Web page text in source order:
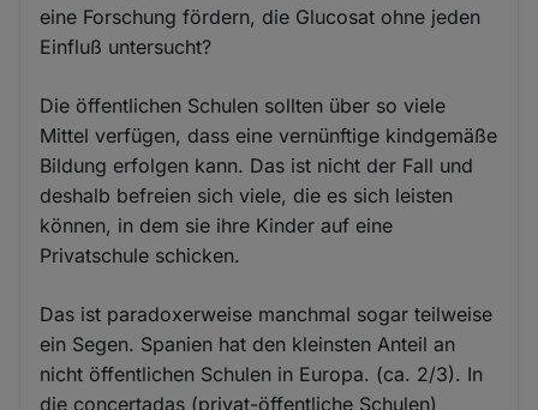
eine Forschung fördern, die Glucosat ohne jeden
Einfluß untersucht?
Die öffentlichen Schulen sollten über so viele
Mittel verfügen, dass eine vernünftige kindgemäße
Bildung erfolgen kann. Das ist nicht der Fall und
deshalb befreien sich viele, die es sich leisten
können, in dem sie ihre Kinder auf eine
Privatschule schicken.
Das ist paradoxerweise manchmal sogar teilweise
ein Segen. Spanien hat den kleinsten Anteil an
nicht öffentlichen Schulen in Europa. (ca. 2/3). In
die concertadas (privat-öffentliche Schulen)